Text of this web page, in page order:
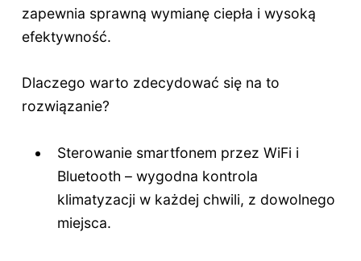
zapewnia sprawną wymianę ciepła i wysoką
efektywność.
Dlaczego warto zdecydować się na to
rozwiązanie?
Sterowanie smartfonem przez WiFi i
Bluetooth – wygodna kontrola
klimatyzacji w każdej chwili, z dowolnego
miejsca.